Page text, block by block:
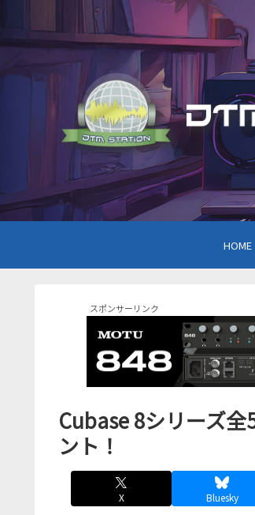
HOME
スポンサーリンク
Cubase 8シリーズ
ント！
X Bluesky